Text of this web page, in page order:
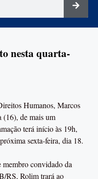
nesta quarta-
Humanos, Marcos
(16), de mais um
terá início às 19h,
sexta-feira, dia 18.
convidado da
RS, Rolim trará ao